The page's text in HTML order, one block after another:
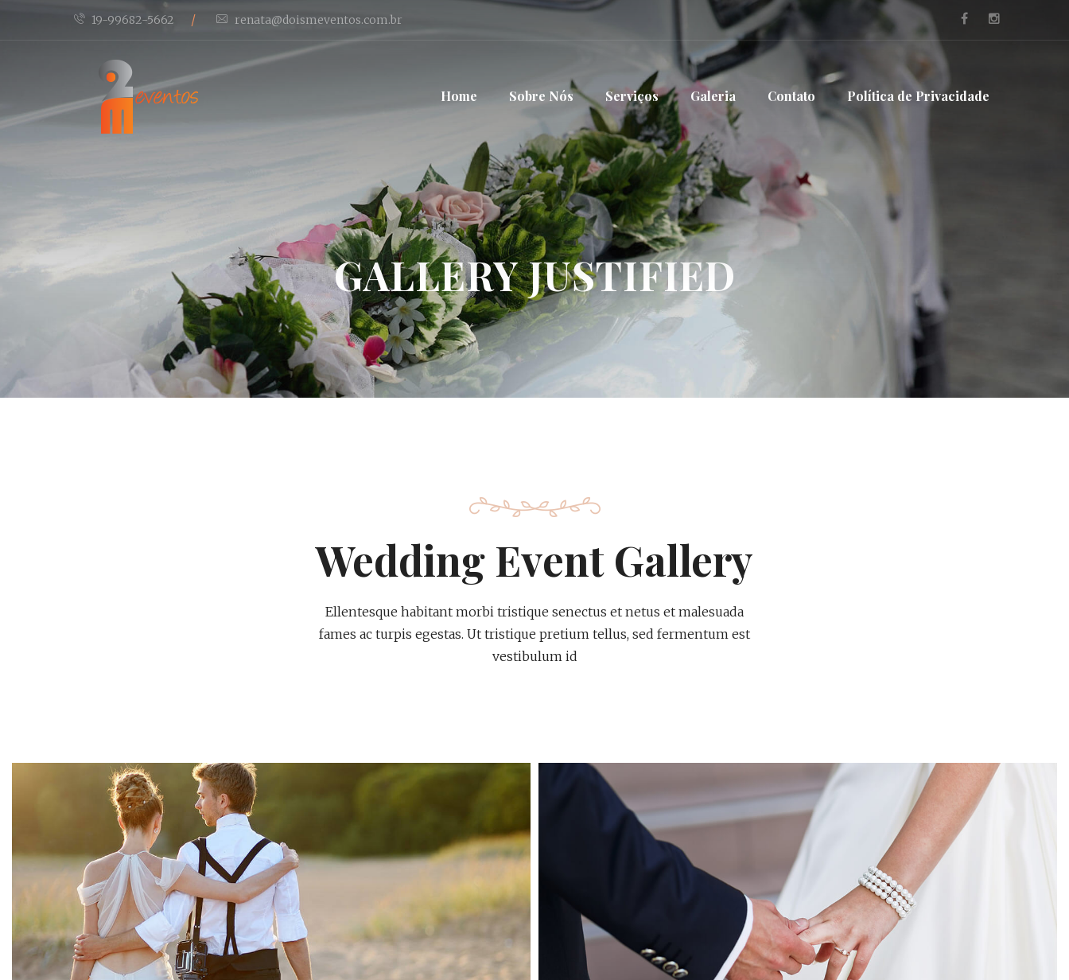
19-99682-5662 / renata@doismeventos.com.br
Home Sobre Nós Serviços Galeria Contato Política de Privacidade
GALLERY JUSTIFIED
Wedding Event Gallery
Ellentesque habitant morbi tristique senectus et netus et malesuada
fames ac turpis egestas. Ut tristique pretium tellus, sed fermentum est
vestibulum id